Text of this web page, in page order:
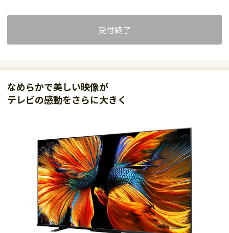
受付終了
なめらかで美しい映像が
テレビの感動をさらに大きく